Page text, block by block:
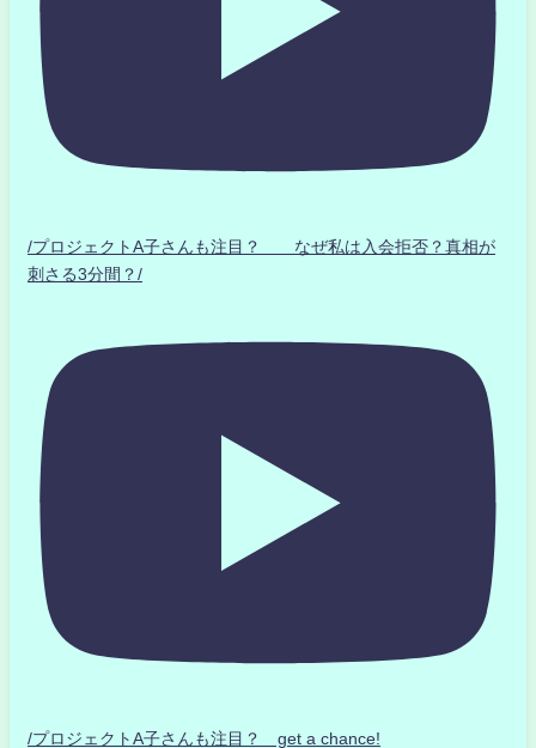
/プロジェクトA子さんも注目？ なぜ私は入会拒否？真相が
刺さる3分間？/
/プロジェクトA子さんも注目？ get a chance!